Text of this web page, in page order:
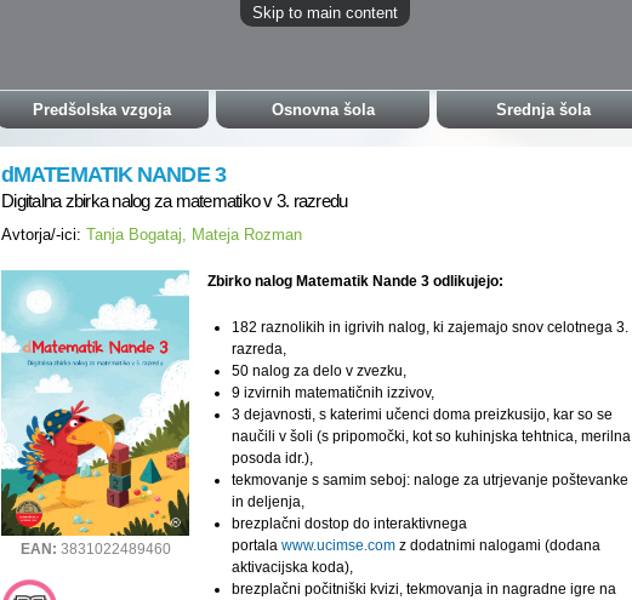
Skip to main content
Predšolska vzgoja Osnovna šola Srednja šola
dMATEMATIK NANDE 3
Digitalna zbirka nalog za matematiko v 3. razredu
Avtorja/-ici: Tanja Bogataj, Mateja Rozman
EAN: 3831022489460
Zbirko nalog Matematik Nande 3 odlikujejo:
182 raznolikih in igrivih nalog, ki zajemajo snov celotnega 3.
razreda,
50 nalog za delo v zvezku,
9 izvirnih matematičnih izzivov,
3 dejavnosti, s katerimi učenci doma preizkusijo, kar so se
naučili v šoli (s pripomočki, kot so kuhinjska tehtnica, merilna
posoda idr.),
tekmovanje s samim seboj: naloge za utrjevanje poštevanke
in deljenja,
brezplačni dostop do interaktivnega
portala www.ucimse.com z dodatnimi nalogami (dodana
aktivacijska koda),
brezplačni počitniški kvizi, tekmovanja in nagradne igre na